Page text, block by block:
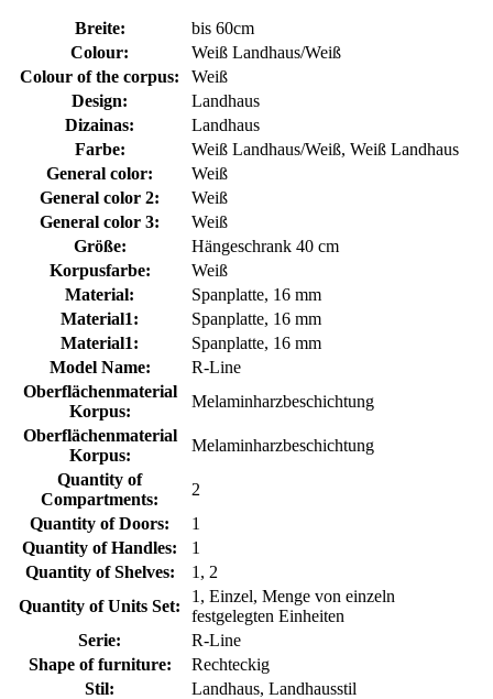
Breite:
bis 60cm
Colour:
Weiß Landhaus/Weiß
Colour of the corpus:
Weiß
Design:
Landhaus
Dizainas:
Landhaus
Farbe:
Weiß Landhaus/Weiß, Weiß Landhaus
General color:
Weiß
General color 2:
Weiß
General color 3:
Weiß
Größe:
Hängeschrank 40 cm
Korpusfarbe:
Weiß
Material:
Spanplatte, 16 mm
Material1:
Spanplatte, 16 mm
Material1:
Spanplatte, 16 mm
Model Name:
R-Line
Oberflächenmaterial
Korpus:
Melaminharzbeschichtung
Oberflächenmaterial
Korpus:
Melaminharzbeschichtung
Quantity of
Compartments:
2
Quantity of Doors:
1
Quantity of Handles:
1
Quantity of Shelves:
1, 2
Quantity of Units Set:
1, Einzel, Menge von einzeln
festgelegten Einheiten
Serie:
R-Line
Shape of furniture:
Rechteckig
Stil:
Landhaus, Landhausstil